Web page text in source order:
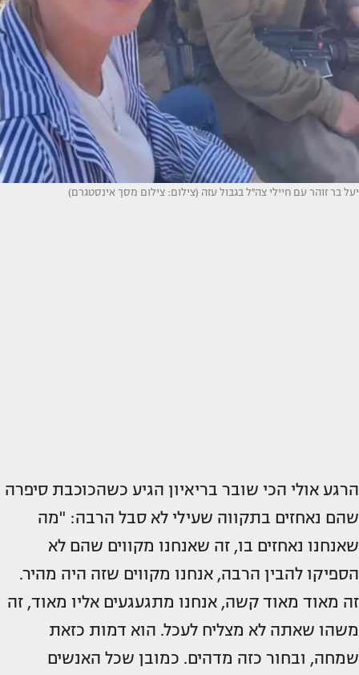
יעל בר זוהר עם חיילי צה''ל בגבול עזה (צילום: צילום מסך אינסטגרם)
הרגע אולי הכי שובר בריאיון הגיע כשהכוכבת סיפרה
שהם נאחזים בתקווה שעילי לא סבל הרבה: "מה
שאנחנו נאחזים בו, זה שאנחנו מקווים שהם לא
הספיקו להבין הרבה, אנחנו מקווים שזה היה מהיר.
זה מאוד מאוד קשה, אנחנו מתגעגעים אליו מאוד, זה
משהו שאתה לא מצליח לעכל. הוא דמות כזאת
שמחה, ובחור כזה מדהים. כמובן שכל האנשים